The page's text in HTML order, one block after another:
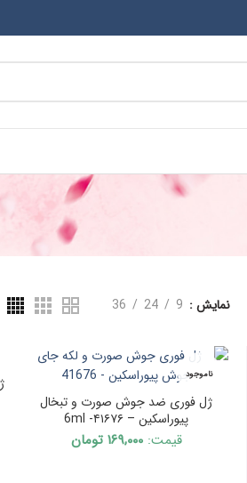
نمایش 9
24
36
ناموجود
ژل فوری ضد جوش صورت و تبخال
پیوراسکین – ۴۱۶۷۶- 6ml
قیمت:۱۶۹,۰۰۰ تومان